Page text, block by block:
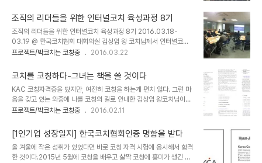
요. 반응이 폭발적이어서, 슬기로운 코칭데이는 ..
로의 성장을 돕기 위해 그룹을 만들어 소통하기로 했다. 두 달 간 함께
할 팀원들과 팀빌딩도 했다. 하나의 키워드를 주고 그 키워드에서 생각
나는 단어를 적고 한 사람이 1-7번까지 단어를 부르면 팀원 중에 같은
키워드가 나올 경우 인원수만큼 점수를 내는 것이다. 몸풀기 게임으로
라는 키워드로 그룹별 게임을 했다. 우리 팀은 라는 키워드가 나와 진
한 그룹에서 진행했는데, 세대별로 집중키워드..
조직의 리더들을 위한 인터널코치 육성과정 8기
조직의 리더들을 위한 인터널코치 육성과정 8기 2016.03.18-
03.19 @ 한국코치협회 대회의실 김상임 왕 코치님께서 인터널코칭
육성과정 8기를 함께 운영할 수 있는 기회를 주셨다.2014년에 처음
않았다. 그러다 한번의 불합격을 겪고 KAC를 취득하고, 첫번째 유료
코칭에도 도전해보고, 나의 지인들에게도 코칭을 권하고 있다. 그만큼
코칭이라는 세계는 신선하고 강력한 성장의 과정이라고 생각한다. 인
간관계에서 가장 중요한 것은 상대를 이해하는 것. 나와 같이 않음을
인식하고 상대의 입장에서 바라보라는 것이었다.자기 인식과 성찰에
하는데 탁월한 기능이었다. 참여한 리더들이..
프로젝트/박코치는 코칭중 2016.03.22
코치를 코칭하다-그녀는 책을 쓸 것이다
KAC 코칭자격증을 땄지만, 여전히 코칭을 하는게 편치 않다. 그런 마
음을 갖고 있는 와중에 나를 코칭의 길로 안내한 김상임 왕코치님이다
음주엔 저를 만나면 저를 코칭해보세요. 라는 예고를 하는 것이었다.
안하게 된다는 것'이었다.그 내용을 정리해서 원고를 쓰면 되는데 이상
하게 안된다는 것이다. 책을 쓴다는 것은 왕코치님에게 무슨 의미인가
요? 나는 의미를 물었다. 강의, 코칭으로는 지금 나무랄것 없이 잘 하
고 있어요. 그런데 뭔가 빠진 것 같고 허전한 느낌이 들어요. 그녀의 꿈
프로젝트/박코치는 코칭중 2016.02.11
[1인기업 성장일지] 한국코치협회인증 명함을 받다
올 겨울에 작은 성취가 있었다면 바로 코칭 자격 시험에 응시해서 합격
한 것이다.2015년 5월에 코칭을 배우고 살짝 코칭에 흥미가 생긴 후